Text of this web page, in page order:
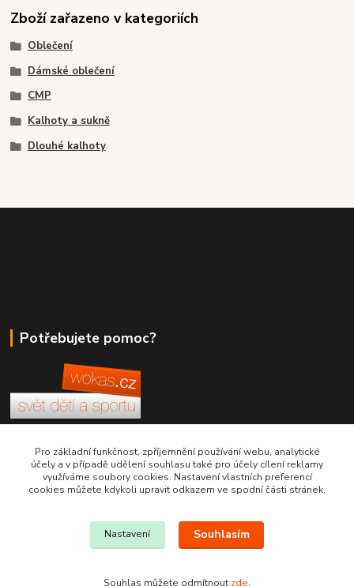
Zboží zařazeno v kategoriích
Oblečení
Dámské oblečení
CMP
Kalhoty a sukně
Dlouhé kalhoty
Potřebujete pomoc?
+420 380 830 198
wokas.online@yahoo.cz
Pro základní funkčnost, zpříjemnění používání webu, analytické
účely a v případě udělení souhlasu také pro účely cílení reklamy
využíváme soubory cookies. Nastavení vlastních preferencí
cookies můžete kdykoli upravit odkazem ve spodní části stránek.
Nastavení Souhlasím
Souhlas můžete odmítnout zde.